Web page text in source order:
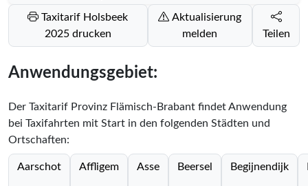
Taxitarif Holsbeek
2025 drucken
Aktualisierung
melden
Teilen
Anwendungsgebiet:
Der Taxitarif Provinz Flämisch-Brabant findet Anwendung
bei Taxifahrten mit Start in den folgenden Städten und
Ortschaften:
Aarschot Affligem Asse Beersel Begijnendijk